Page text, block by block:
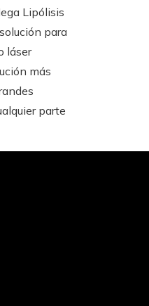
Lipólisis
para
láser
más
parte